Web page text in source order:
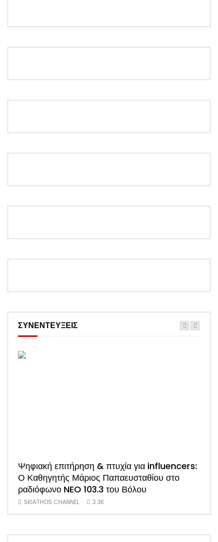
ΣΥΝΕΝΤΕΥΞΕΙΣ
Ψηφιακή επιτήρηση & πτυχία για influencers:
Ο Καθηγητής Μάριος Παπαευσταθίου στο
ραδιόφωνο NEO 103.3 του Βόλου
SKIATHOS CHANNEL 3.3K